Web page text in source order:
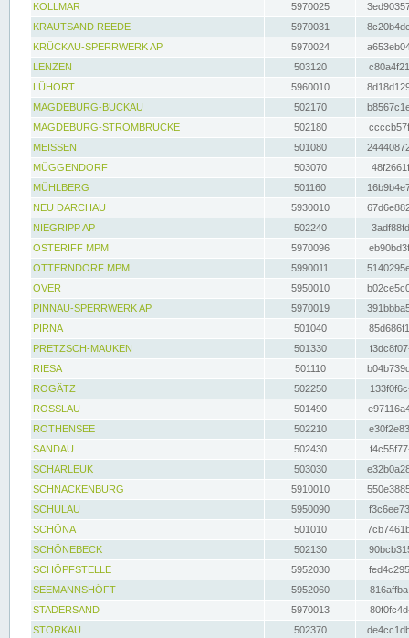
KOLLMAR
5970025
KRAUTSAND REEDE
5970031
KRÜCKAU-SPERRWERK AP
5970024
LENZEN
503120
LÜHORT
5960010
MAGDEBURG-BUCKAU
502170
MAGDEBURG-STROMBRÜCKE
502180
MEISSEN
501080
MÜGGENDORF
503070
MÜHLBERG
501160
NEU DARCHAU
5930010
NIEGRIPP AP
502240
OSTERIFF MPM
5970096
OTTERNDORF MPM
5990011
OVER
5950010
PINNAU-SPERRWERK AP
5970019
PIRNA
501040
PRETZSCH-MAUKEN
501330
RIESA
501110
ROGÄTZ
502250
ROSSLAU
501490
ROTHENSEE
502210
SANDAU
502430
SCHARLEUK
503030
SCHNACKENBURG
5910010
SCHULAU
5950090
SCHÖNA
501010
SCHÖNEBECK
502130
SCHÖPFSTELLE
5952030
SEEMANNSHÖFT
5952060
STADERSAND
5970013
STORKAU
502370